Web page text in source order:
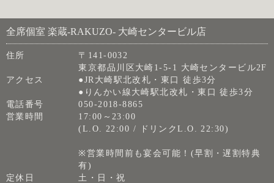
全席個室 楽蔵‐RAKUZO‐ 大崎センタービル店
住所
〒141-0032
東京都品川区大崎1-5-1 大崎センタービル2F
アクセス
●JR大崎駅北改札・東口 徒歩3分
●りんかい線大崎駅北改札・東口 徒歩3分
電話番号
050-2018-8865
営業時間
17:00～23:00
(L.O. 22:00 / ドリンクL.O. 22:30)
※営業時間前も宴会可能！(早割・遅割特典
有)
定休日
土・日・祝